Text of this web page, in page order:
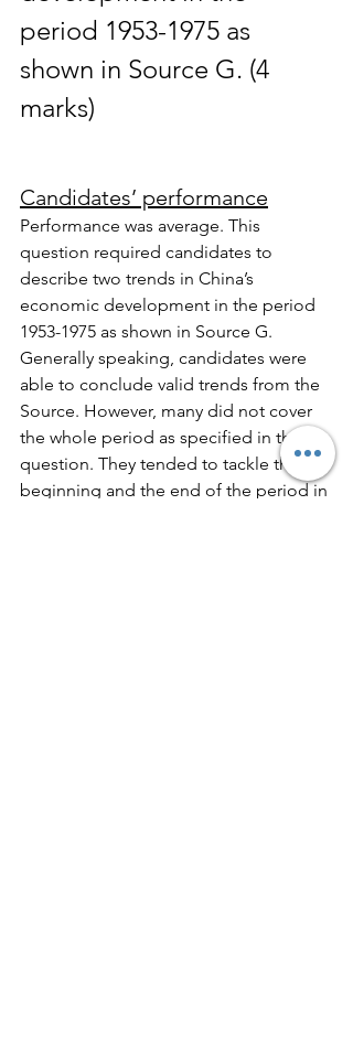
period 1953-1975 as
shown in Source G. (4
marks)
Candidates’ performance
Performance was average. This
question required candidates to
describe two trends in China’s
economic development in the period
1953-1975 as shown in Source G.
Generally speaking, candidates were
able to conclude valid trends from the
Source. However, many did not cover
the whole period as specified in the
question. They tended to tackle the
beginning and the end of the period in